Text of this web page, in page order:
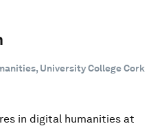
University College Cork
in digital humanities at